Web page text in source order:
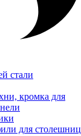
стали
кромка для
для столешниц